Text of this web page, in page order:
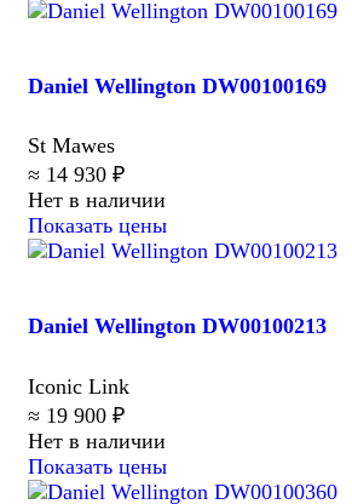
Daniel Wellington DW00100169
St Mawes
≈ 14 930 ₽
Нет в наличии
Показать цены
Daniel Wellington DW00100213
Iconic Link
≈ 19 900 ₽
Нет в наличии
Показать цены